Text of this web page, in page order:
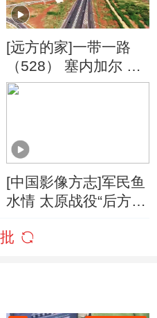
[远方的家]一带一路
（528） 塞内加尔 条
条坦途 振兴之路
[中国影像方志]军民鱼
水情 太原战役“后方医